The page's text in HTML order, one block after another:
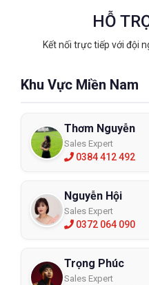
HỖ
Kết nối trực tiếp với đội
Khu Vực Miền Nam
Thơm Nguyễn
Sales Expert
0384 412 492
Nguyễn Hội
Sales Expert
0372 064 090
Trọng Phúc
Sales Expert